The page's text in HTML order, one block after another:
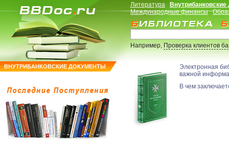
ВНУТРИБАНКОВСКИЕ ДОКУМЕНТЫ
Литература
Международные финансы
Например,Проверка клиентов
Электронная
важной
В чем